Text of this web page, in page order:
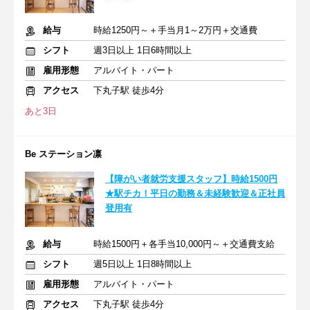
給与
時給1250円～＋手当月1～2万円＋交通費
シフト
週3日以上 1日6時間以上
雇用形態
アルバイト・パート
アクセス
下丸子駅 徒歩4分
あと3日
Be ステーション凛
【障がい者就労支援スタッフ】時給1500円
★駅チカ！平日の勤務＆未経験歓迎＆正社員
登用有
給与
時給1500円＋各手当10,000円～＋交通費支給
シフト
週5日以上 1日8時間以上
雇用形態
アルバイト・パート
アクセス
下丸子駅 徒歩4分